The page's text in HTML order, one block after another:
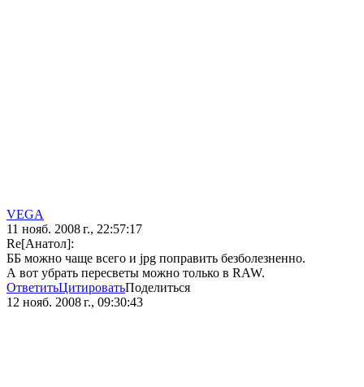
VEGA
11 нояб. 2008 г., 22:57:17
Re[Анатол]:
ББ можно чаще всего и jpg поправить безболезненно.
А вот убрать пересветы можно только в RAW.
ОтветитьЦитироватьПоделиться
12 нояб. 2008 г., 09:30:43